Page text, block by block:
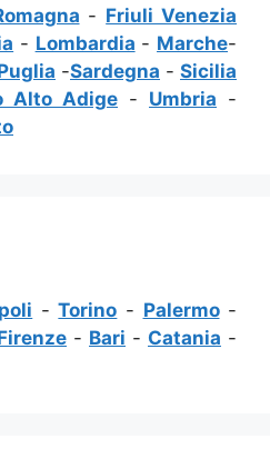
- Friuli Venezia
- Lombardia - Marche-
-Sardegna - Sicilia
Alto Adige - Umbria -
-Torino - Palermo-
- Bari - Catania -